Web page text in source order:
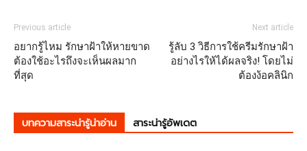
Previous article
อยากรู้ไหม รักษาฝ้าให้หายขาด
ต้องใช้อะไรถึงจะเห็นผลมาก
ที่สุด
Next article
รู้ลับ 3 วิธีการใช้ครีมรักษาฝ้า
อย่างไรให้ได้ผลจริง! โดยไม่
ต้องง้อคลินิก
บทความสาระน่ารู้น่าอ่าน สาระน่ารู้อัพเดต